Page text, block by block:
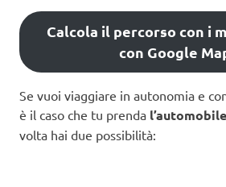
Calcola il percorso con i
con Google
Se vuoi viaggiare in autonomia e
è il caso che tu prenda l’automobile
volta hai due possibilità: